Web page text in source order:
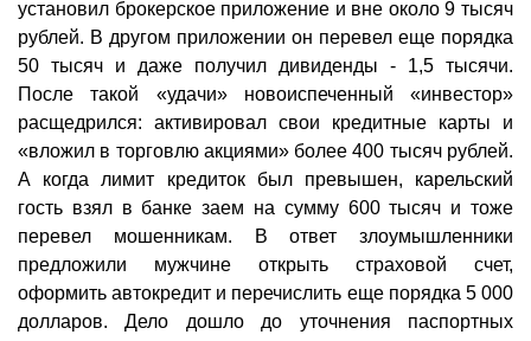
установил брокерское приложение и вне около 9 тысяч
рублей. В другом приложении он перевел еще порядка
50 тысяч и даже получил дивиденды - 1,5 тысячи.
После такой «удачи» новоиспеченный «инвестор»
расщедрился: активировал свои кредитные карты и
«вложил в торговлю акциями» более 400 тысяч рублей.
А когда лимит кредиток был превышен, карельский
гость взял в банке заем на сумму 600 тысяч и тоже
перевел мошенникам. В ответ злоумышленники
предложили мужчине открыть страховой счет,
оформить автокредит и перечислить еще порядка 5 000
долларов. Дело дошло до уточнения паспортных